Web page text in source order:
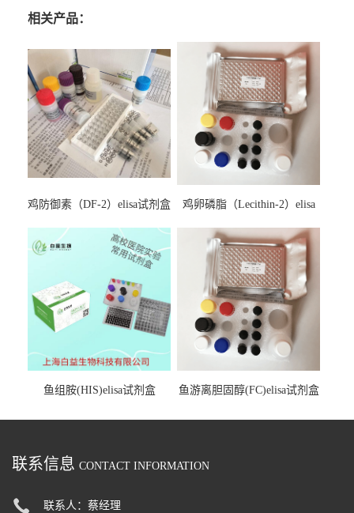
相关产品：
鸡防御素（DF-2）elisa试剂盒
鸡卵磷脂（Lecithin-2）elisa
鱼组胺(HIS)elisa试剂盒 鱼游离胆固醇(FC)elisa试剂盒
联系信息 CONTACT INFORMATION
联系人：蔡经理